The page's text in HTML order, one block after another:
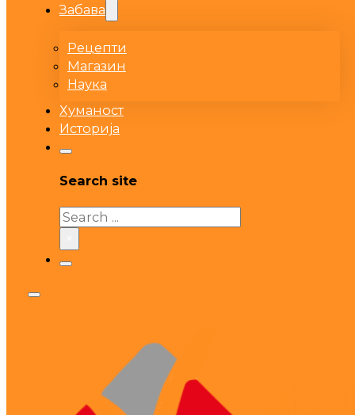
Забава
Рецепти
Магазин
Наука
Хуманост
Историја
Search site
Search